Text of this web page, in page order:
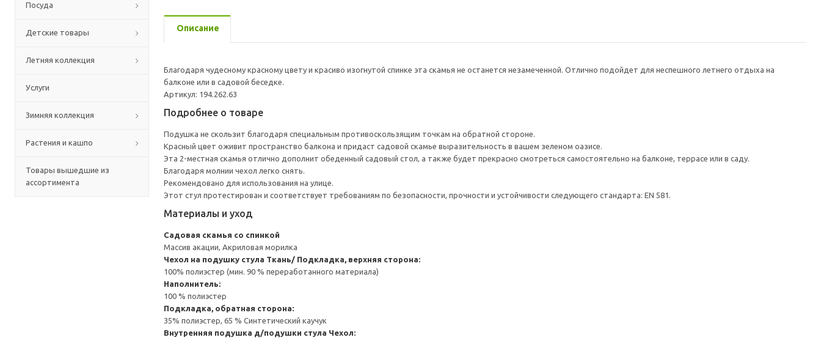
Посуда
Детские товары
Летняя коллекция
Услуги
Зимняя коллекция
Растения и кашпо
Товары вышедшие из
ассортимента
Описание
Благодаря чудесному красному цвету и красиво изогнутой спинке эта скамья не останется незамеченной. Отлично подойдет для неспешного летнего отдыха на
балконе или в садовой беседке.
Артикул: 194.262.63
Подробнее о товаре
Подушка не скользит благодаря специальным противоскользящим точкам на обратной стороне.
Красный цвет оживит пространство балкона и придаст садовой скамье выразительность в вашем зеленом оазисе.
Эта 2-местная скамья отлично дополнит обеденный садовый стол, а также будет прекрасно смотреться самостоятельно на балконе, террасе или в саду.
Благодаря молнии чехол легко снять.
Рекомендовано для использования на улице.
Этот стул протестирован и соответствует требованиям по безопасности, прочности и устойчивости следующего стандарта: EN 581.
Материалы и уход
Садовая скамья со спинкой
Массив акации, Акриловая морилка
Чехол на подушку стула Ткань/ Подкладка, верхняя сторона:
100% полиэстер (мин. 90 % переработанного материала)
Наполнитель:
100 % полиэстер
Подкладка, обратная сторона:
35% полиэстер, 65 % Синтетический каучук
Внутренняя подушка д/подушки стула Чехол: